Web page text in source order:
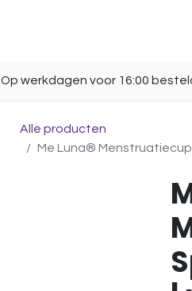
Op werkdagen voor 16:00
Alle producten
Me Luna® Menstruatiecup